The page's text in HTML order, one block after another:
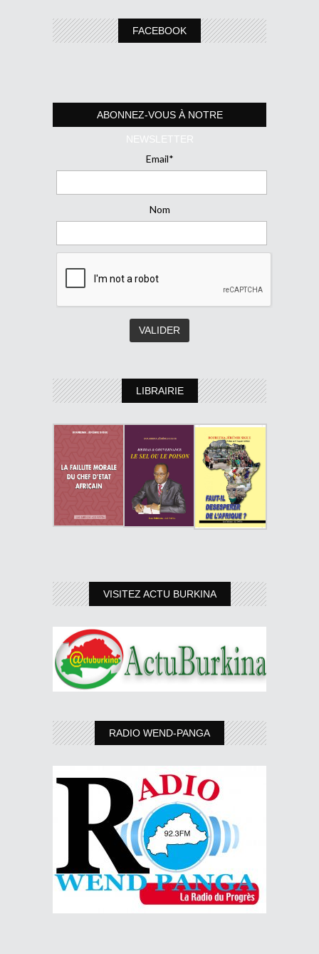
FACEBOOK
ABONNEZ-VOUS À NOTRE
NEWSLETTER
Email*
Nom
LIBRAIRIE
VISITEZ ACTU BURKINA
RADIO WEND-PANGA